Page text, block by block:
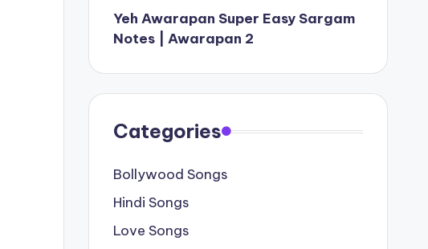
Yeh Awarapan Super Easy Sargam
Notes | Awarapan 2
Categories
Bollywood Songs
Hindi Songs
Love Songs